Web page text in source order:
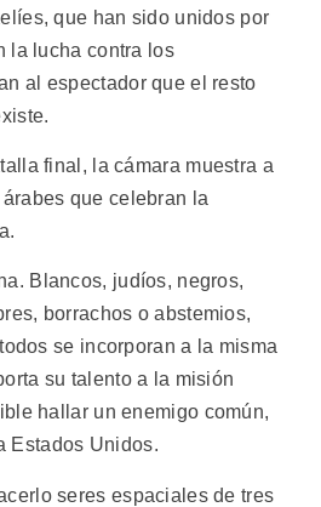
que han sido unidos por
la lucha contra los
al espectador que el resto
final, la cámara muestra a
que celebran la
Blancos, judíos, negros,
borrachos o abstemios,
se incorporan a la misma
su talento a la misión
hallar un enemigo común,
Estados Unidos.
seres espaciales de tres